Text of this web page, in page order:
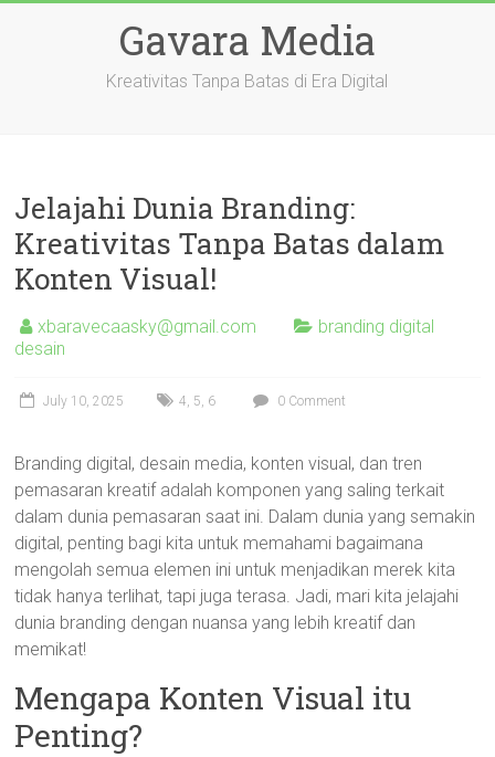
Gavara Media
Kreativitas Tanpa Batas di Era Digital
Jelajahi Dunia Branding:
Kreativitas Tanpa Batas dalam
Konten Visual!
xbaravecaasky@gmail.com
branding digital
desain
July 10, 2025 4, 5, 6 0 Comment
Branding digital, desain media, konten visual, dan tren
pemasaran kreatif adalah komponen yang saling terkait
dalam dunia pemasaran saat ini. Dalam dunia yang semakin
digital, penting bagi kita untuk memahami bagaimana
mengolah semua elemen ini untuk menjadikan merek kita
tidak hanya terlihat, tapi juga terasa. Jadi, mari kita jelajahi
dunia branding dengan nuansa yang lebih kreatif dan
memikat!
Mengapa Konten Visual itu
Penting?